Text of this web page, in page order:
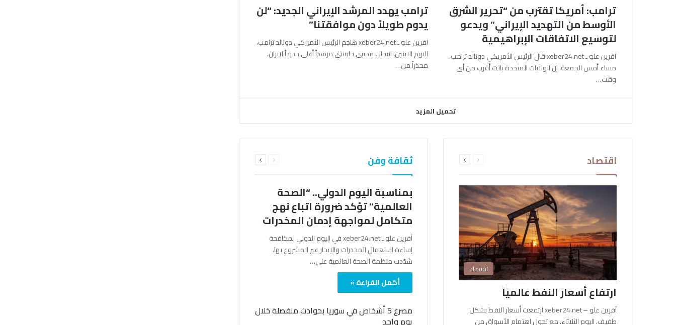
ترامب: أمريكا تقترب من “تحرير الشرق
الأوسط من التهديد الإيراني” ويدعو
لتوسيع الاتفاقات الإبراهيمية
آفرين علو ـ xeber24.net قال الرئيس الأمريكي دونالد ترامب،
مساء أمس الجمعة، إن الولايات المتحدة باتت أقرب من أي
وقت…
ترامب يهدد المرشد الإيراني الجديد: “لن
يدوم طويلاً دون موافقتنا”
آفرين علو ـ xeber24.net هاجم الرئيس الأميركي دونالد ترامب،
اليوم الاثنين، انتخاب مجتبى خامنئي مرشداً أعلى جديداً لإيران،
محذراً من…
تحميل المزيد
اقتصاد الصفحةالصفحة
اقتصاد
ارتفاع أسعار النفط عالمياً
آفرين علو – xeber24.net ارتفعت أسعار النفط بشكل
طفيف، اليوم الثلاثاء، مع تحول اهتمام الأسواق من
ثقافة وفن الصفحةالصفحة
بمناسبة اليوم الدولي.. “الصحة
العالمية” تؤكد ضرورة اتباع نهج
متكامل لمواجهة إدمان المخدرات
آفرين علو ـ xeber24.net في اليوم الدولي لمكافحة
إساءة استعمال المخدرات والإتجار غير المشروع بها،
شدّدت منظمة الصحة العالمية على…
أكمل القراءة »
مصرع 5 أشخاص في سوريا بحوادث منفصلة خلال
يوم واحد